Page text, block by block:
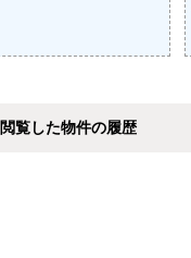
閲覧した物件の履歴